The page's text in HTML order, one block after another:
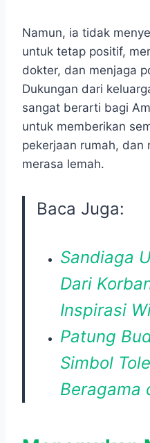
Namun, ia tidak
untuk tetap positif,
dokter, dan menjaga
Dukungan dari
sangat berarti bagi
untuk memberikan
pekerjaan rumah, dan
merasa lemah.
Baca Juga:
Sandiaga
Dari
Inspirasi
Patung
Simbol
Beragama